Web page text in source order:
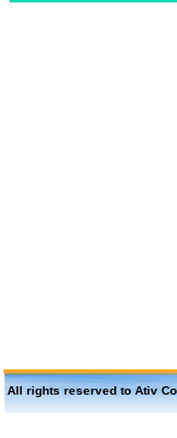
All rights reserved to Ativ